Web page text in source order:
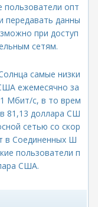
пользователи опт
передавать данны
при доступ
сетям.
самые низки
ежемесячно за
Мбит/с, в то врем
в 81,13 доллара СШ
сетью со скор
в Соединенных Ш
пользователи п
США.